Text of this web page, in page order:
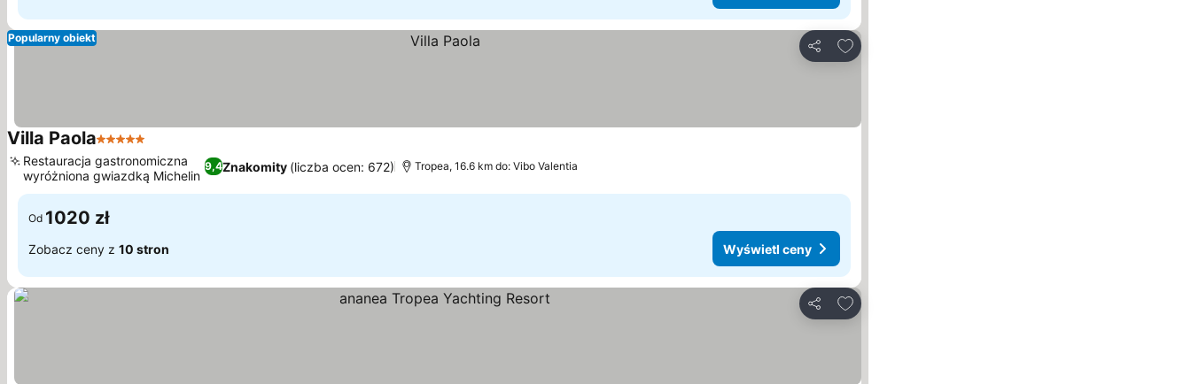
Udostępnij
Dodaj do ulubionych
Popularny obiekt
Villa Paola5 Kategoria
9,4Znakomity (liczba ocen: 672)
Restauracja gastronomiczna
wyróżniona gwiazdką Michelin
Tropea, 16.6 km do: Vibo Valentia
Od 1020 zł
Zobacz ceny z 10 stron Wyświetl ceny
Udostępnij
Dodaj do ulubionych